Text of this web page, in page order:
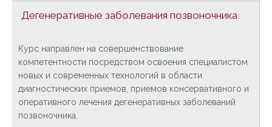
Дегенеративные заболевания позвоночника
Курс направлен на совершенствование
компетентности посредством освоения специалистом
новых и современных технологий в области
диагностических приемов, приемов консервативного и
оперативного лечения дегенеративных заболеваний
позвоночника.